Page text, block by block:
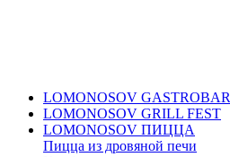
LOMONOSOV GASTROBAR
LOMONOSOV GRILL FEST
LOMONOSOV ПИЦЦА
Пицца из дровяной печи